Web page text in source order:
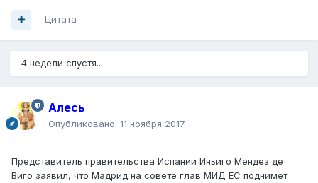
Цитата
4 недели спустя...
Алесь
Опубликовано: 11 ноября 2017
Представитель правительства Испании Иньиго Мендез де
Виго заявил, что Мадрид на совете глав МИД ЕС поднимет